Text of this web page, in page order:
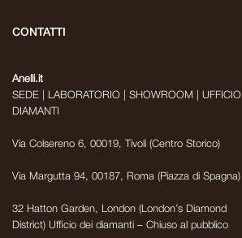
CONTATTI
Anelli.it
SEDE | LABORATORIO | SHOWROOM | UFFICIO
DIAMANTI
Via Colsereno 6, 00019, Tivoli (Centro Storico)
Via Margutta 94, 00187, Roma (Piazza di Spagna)
32 Hatton Garden, London (London’s Diamond
District) Ufficio dei diamanti – Chiuso al pubblico